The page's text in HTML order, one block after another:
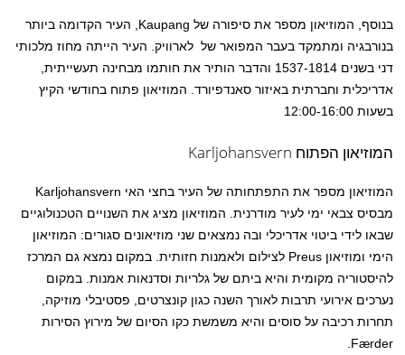
בנוסף, המוזיאון מספר את סיפורה של Kaupang, העיר הקדומה ביותר
בנורבגיה ומתמקד בעבר המפואר של לארוויק. העיר הייתה מחוז מלכותי
דני בשנים 1537-1814 והדבר הותיר את חותמו מבחינה תעשייתית,
אדריכלית וחברתית באיזור סאנדפיורד. המוזיאון פתוח בחודשי הקיץ
בשעות 12:00-16:00
המוזיאון הפתוח Karljohansvern
המוזיאון מספר את התפתחותה של העיר בחצי האי Karljohansvern
מבסיס צבאי ימי לעיר מודרנית. המוזיאון מציג את השנויים הטכנולוגיים
שבאו לידי ביטוי אדריכלי ובה נמצאים שני מוזיאונים סגורים: המוזיאון
הימי ומוזיאון Preus לצילום ולאמנות חזותית. במקום נמצא גם המרכז
להיסטוריה מקומית והיא ביתם של גלריות וסדנאות אמנות. במקום
נערכים אירועי תרבות לאורך השנה כגון קונצרטים, פסטיבלי מוזיקה,
תחרות רכיבה על סוסים והיא משמשת כקו הסיום של מירוץ הסירות
Færder.